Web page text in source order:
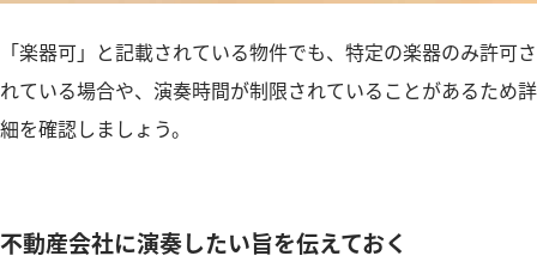
「楽器可」と記載されている物件でも、特定の楽器のみ許可さ
れている場合や、演奏時間が制限されていることがあるため詳
細を確認しましょう。
不動産会社に演奏したい旨を伝えておく